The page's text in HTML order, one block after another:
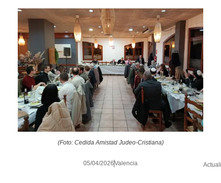
(Foto: Cedida Amistad Judeo-Cristiana)
05/04/2026Valencia